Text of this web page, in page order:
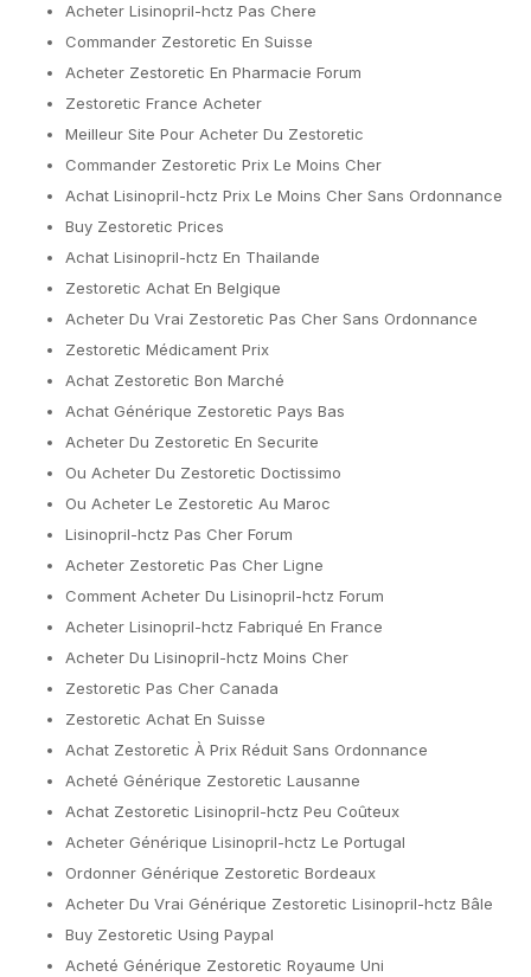
Acheter Lisinopril-hctz Pas Chere
Commander Zestoretic En Suisse
Acheter Zestoretic En Pharmacie Forum
Zestoretic France Acheter
Meilleur Site Pour Acheter Du Zestoretic
Commander Zestoretic Prix Le Moins Cher
Achat Lisinopril-hctz Prix Le Moins Cher Sans Ordonnance
Buy Zestoretic Prices
Achat Lisinopril-hctz En Thailande
Zestoretic Achat En Belgique
Acheter Du Vrai Zestoretic Pas Cher Sans Ordonnance
Zestoretic Médicament Prix
Achat Zestoretic Bon Marché
Achat Générique Zestoretic Pays Bas
Acheter Du Zestoretic En Securite
Ou Acheter Du Zestoretic Doctissimo
Ou Acheter Le Zestoretic Au Maroc
Lisinopril-hctz Pas Cher Forum
Acheter Zestoretic Pas Cher Ligne
Comment Acheter Du Lisinopril-hctz Forum
Acheter Lisinopril-hctz Fabriqué En France
Acheter Du Lisinopril-hctz Moins Cher
Zestoretic Pas Cher Canada
Zestoretic Achat En Suisse
Achat Zestoretic À Prix Réduit Sans Ordonnance
Acheté Générique Zestoretic Lausanne
Achat Zestoretic Lisinopril-hctz Peu Coûteux
Acheter Générique Lisinopril-hctz Le Portugal
Ordonner Générique Zestoretic Bordeaux
Acheter Du Vrai Générique Zestoretic Lisinopril-hctz Bâle
Buy Zestoretic Using Paypal
Acheté Générique Zestoretic Royaume Uni